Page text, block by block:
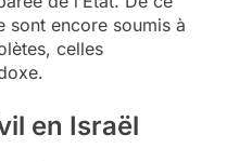
sont encore soumis à
celles
en Israël